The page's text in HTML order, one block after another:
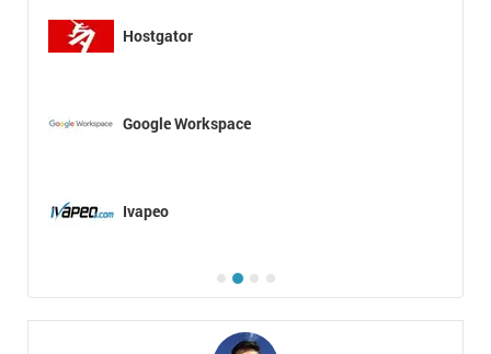
Hostgator
Google Workspace
Ivapeo